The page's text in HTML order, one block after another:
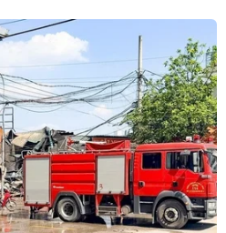
VIỆT NAM
DUẨN
THỊ TÁM, KHÚC THANH